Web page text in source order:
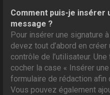
Comment puis-je insérer
message ?
Pour insérer une signature
devez tout d’abord en
contrôle de l’utilisateur.
cocher la case « Insérer
formulaire de rédaction afin
Vous pouvez également